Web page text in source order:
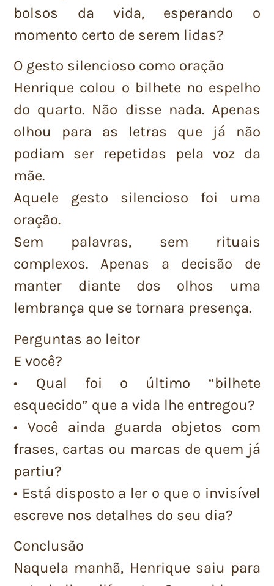
bolsos da vida, esperando o
momento certo de serem lidas?
O gesto silencioso como oração
Henrique colou o bilhete no espelho
do quarto. Não disse nada. Apenas
olhou para as letras que já não
podiam ser repetidas pela voz da
mãe.
Aquele gesto silencioso foi uma
oração.
Sem palavras, sem rituais
complexos. Apenas a decisão de
manter diante dos olhos uma
lembrança que se tornara presença.
Perguntas ao leitor
E você?
• Qual foi o último “bilhete
esquecido” que a vida lhe entregou?
• Você ainda guarda objetos com
frases, cartas ou marcas de quem já
partiu?
• Está disposto a ler o que o invisível
escreve nos detalhes do seu dia?
Conclusão
Naquela manhã, Henrique saiu para